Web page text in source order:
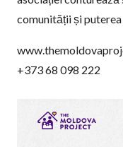
comunității și
+373 68 098 222